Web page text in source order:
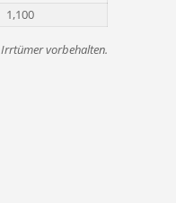
1,100
Irrtümer vorbehalten.